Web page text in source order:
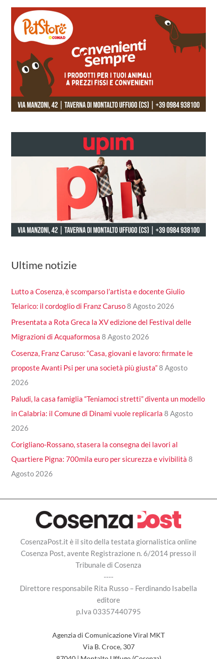
Ultime notizie
Lutto a Cosenza, è scomparso l’artista e docente Giulio
Telarico: il cordoglio di Franz Caruso8 Agosto 2026
Presentata a Rota Greca la XV edizione del Festival delle
Migrazioni di Acquaformosa 8 Agosto 2026
Cosenza, Franz Caruso: “Casa, giovani e lavoro: firmate le
proposte Avanti Psi per una società più giusta”8 Agosto
2026
Paludi, la casa famiglia “Teniamoci stretti” diventa un modello
in Calabria: il Comune di Dinami vuole replicarla 8 Agosto
2026
Corigliano-Rossano, stasera la consegna dei lavori al
Quartiere Pigna: 700mila euro per sicurezza e vivibilità 8
Agosto 2026
CosenzaPost.it è il sito della testata giornalistica online
Cosenza Post, avente Registrazione n. 6/2014 presso il
Tribunale di Cosenza
----
Direttore responsabile Rita Russo – Ferdinando Isabella
editore
p.Iva 03357440795
Agenzia di Comunicazione Viral MKT
Via B. Croce, 307